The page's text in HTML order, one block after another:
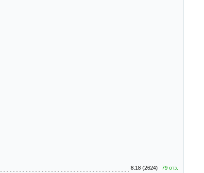
8.18 (2624)
79 отз.